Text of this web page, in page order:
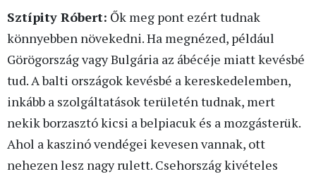
Sztípity Róbert: Ők meg pont ezért tudnak
könnyebben növekedni. Ha megnézed, például
Görögország vagy Bulgária az ábécéje miatt kevésbé
tud. A balti országok kevésbé a kereskedelemben,
inkább a szolgáltatások területén tudnak, mert
nekik borzasztó kicsi a belpiacuk és a mozgásterük.
Ahol a kaszinó vendégei kevesen vannak, ott
nehezen lesz nagy rulett. Csehország kivételes